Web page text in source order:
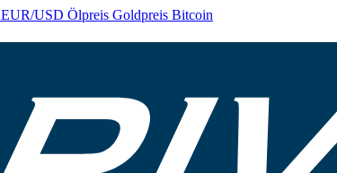
EUR/USD Ölpreis Goldpreis Bitcoin